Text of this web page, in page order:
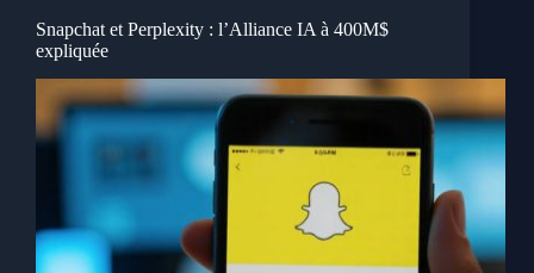
Snapchat et Perplexity : l’Alliance IA à 400M$
expliquée